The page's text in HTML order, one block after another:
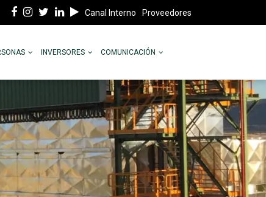
Canal Interno Proveedores
INVERSORES COMUNICACIÓN